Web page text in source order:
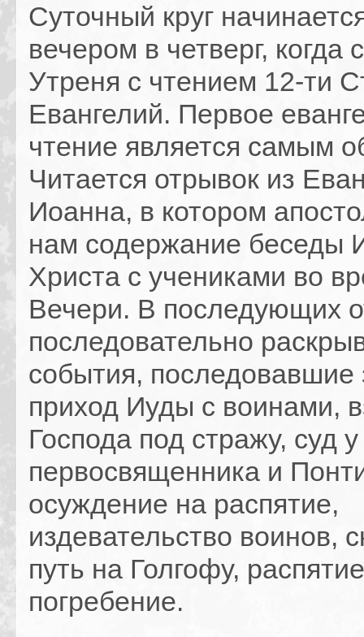
Суточный круг
вечером в четверг, когда
Утреня с чтением 12-ти
Евангелий. Первое
чтение является самым
Читается отры​​​​вок из
Иоанна, в котором
нам содержание беседы
Христа с учениками во
Вечери. В последующих
последовательно
события, последовавшие
приход Иуды с воинами,
Господа под стражу, суд у
первосвященника и
осуждение на распятие,
издевательство воинов,
путь на Голгофу,
погребение.